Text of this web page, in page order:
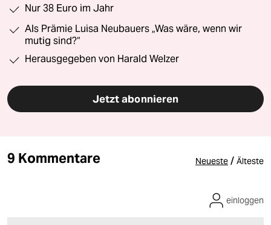
Nur 38 Euro im Jahr
Als Prämie Luisa Neubauers „Was wäre, wenn wir
mutig sind?“
Herausgegeben von Harald Welzer
Jetzt abonnieren
9 Kommentare Neueste / Älteste
einloggen